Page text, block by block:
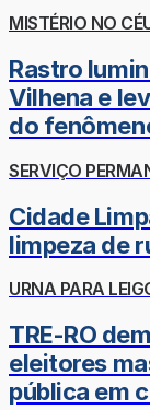
MISTÉRIO NO
Rastro
Vilhena e
do
SERVIÇO
Cidade
limpeza de
URNA PARA
TRE-RO
eleitores
pública em